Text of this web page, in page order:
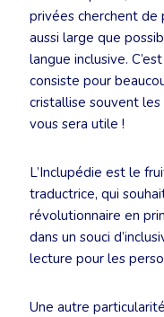
privées cherchent de
aussi large que
langue inclusive.
consiste pour
cristallise souvent les
vous sera utile !
L’Inclupédie est le
traductrice, qui
révolutionnaire en
dans un souci
lecture pour les
Une autre